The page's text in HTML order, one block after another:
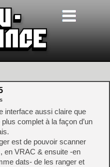
interface aussi claire que
complet à la façon d’un
est de pouvoir scanner
en VRAC & ensuite -en
dats- de les ranger et